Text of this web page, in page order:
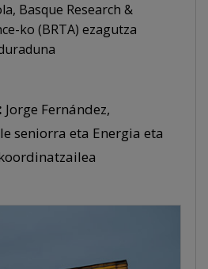
Basque Research &
ko (BRTA) ezagutza
Jorge Fernández,
seniorra eta Energia eta